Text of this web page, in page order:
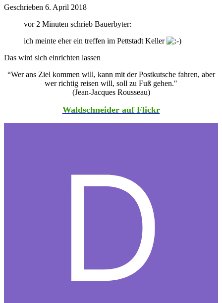
Geschrieben 6. April 2018
vor 2 Minuten schrieb Bauerbyter:
ich meinte eher ein treffen im Pettstadt Keller
Das wird sich einrichten lassen
“Wer ans Ziel kommen will, kann mit der Postkutsche fahren, aber
wer richtig reisen will, soll zu Fuß gehen."
(Jean-Jacques Rousseau)
Waldschneider auf Flickr